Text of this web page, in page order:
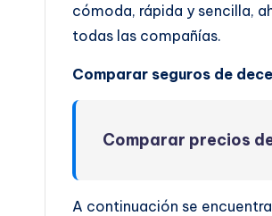
cómoda, rápida y sencilla,
todas las compañías.
Comparar seguros de
Comparar precios
A continuación se